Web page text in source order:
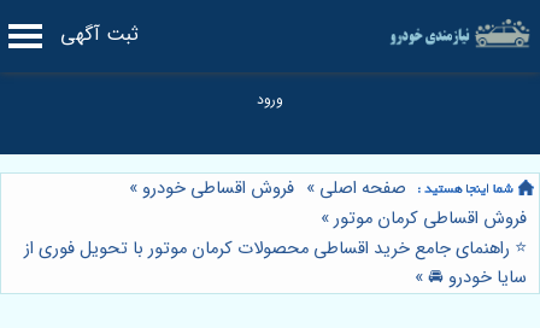
ثبت آگهی
صفحه اصلی » فروش اقساطی خودرو »
فروش اقساطی کرمان موتور»
⭐️ راهنمای جامع خرید اقساطی محصولات کرمان موتور با تحویل فوری از
سایا خودرو 🚘»